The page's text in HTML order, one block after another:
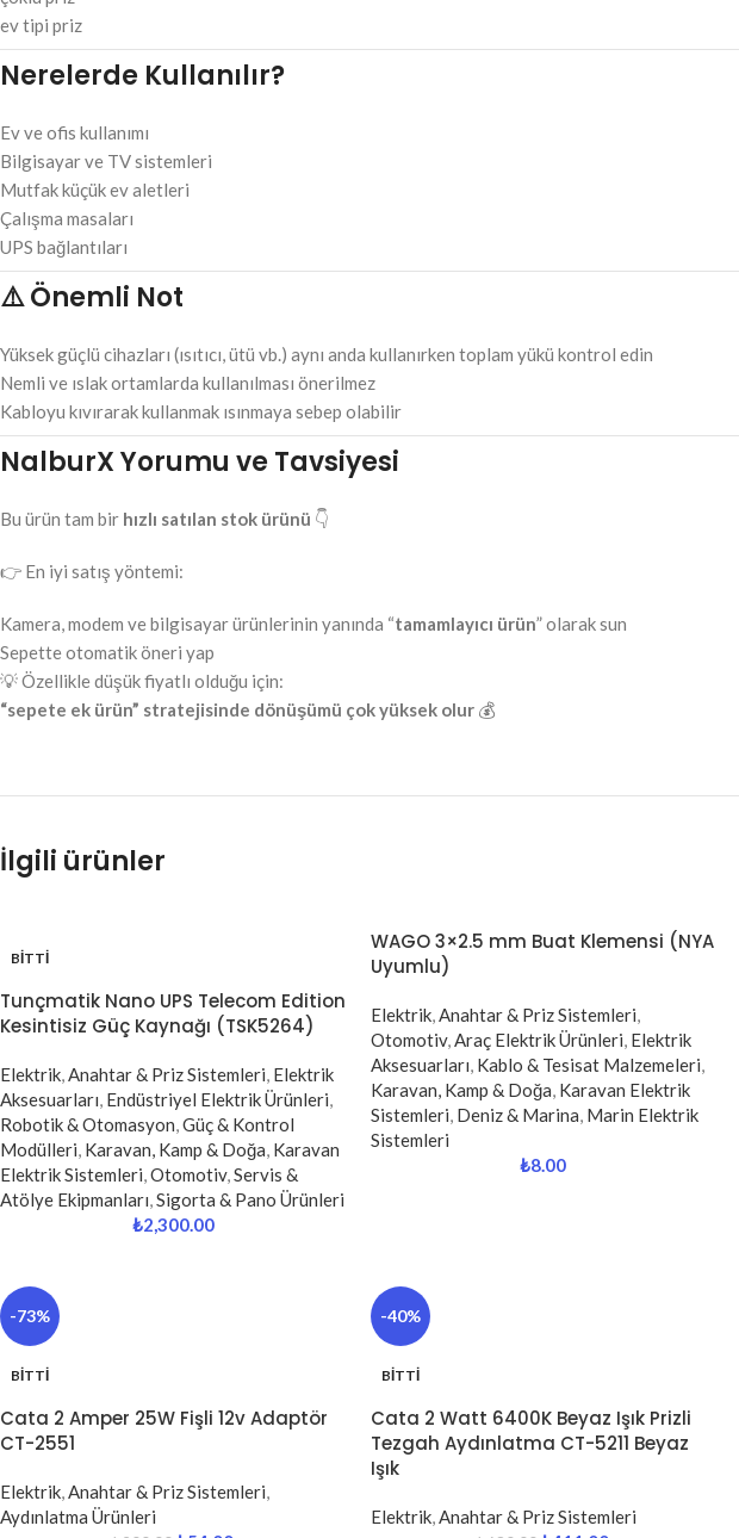
ev tipi priz
Nerelerde Kullanılır?
Ev ve ofis kullanımı
Bilgisayar ve TV sistemleri
Mutfak küçük ev aletleri
Çalışma masaları
UPS bağlantıları
⚠️Önemli Not
Yüksek güçlü cihazları (ısıtıcı, ütü vb.) aynı anda kullanırken toplam yükü kontrol edin
Nemli ve ıslak ortamlarda kullanılması önerilmez
Kabloyu kıvırarak kullanmak ısınmaya sebep olabilir
NalburX Yorumu ve Tavsiyesi
Bu ürün tam bir hızlı satılan stok ürünü 👇
👉 En iyi satış yöntemi:
Kamera, modem ve bilgisayar ürünlerinin yanında “tamamlayıcı ürün” olarak sun
Sepette otomatik öneri yap
💡 Özellikle düşük fiyatlı olduğu için:
“sepete ek ürün” stratejisinde dönüşümü çok yüksek olur 💰
İlgili ürünler
BITTI
Tunçmatik Nano UPS Telecom Edition
Kesintisiz Güç Kaynağı (TSK5264)
Elektrik,Anahtar & Priz Sistemleri, Elektrik
Aksesuarları, Endüstriyel Elektrik Ürünleri,
Robotik & Otomasyon,Güç & Kontrol
Modülleri, Karavan, Kamp & Doğa, Karavan
Elektrik Sistemleri,Otomotiv,Servis &
Atölye Ekipmanları,Sigorta & Pano Ürünleri
₺2,300.00
WAGO 3×2.5 mm Buat Klemensi (NYA
Uyumlu)
Elektrik,Anahtar & Priz Sistemleri,
Otomotiv,Araç Elektrik Ürünleri, Elektrik
Aksesuarları, Kablo & Tesisat Malzemeleri,
Karavan, Kamp & Doğa, Karavan Elektrik
Sistemleri, Deniz & Marina, Marin Elektrik
Sistemleri
₺8.00
-73%
BITTI
Cata 2 Amper 25W Fişli 12v Adaptör
CT-2551
Elektrik,Anahtar & Priz Sistemleri,
Aydınlatma Ürünleri
-40%
BITTI
Cata 2 Watt 6400K Beyaz Işık Prizli
Tezgah Aydınlatma CT-5211 Beyaz
Işık
Elektrik,Anahtar & Priz Sistemleri